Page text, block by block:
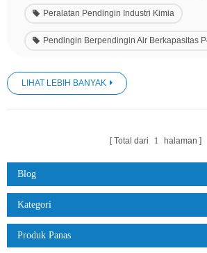
Peralatan Pendingin Industri Kimia
Pendingin Berpendingin Air Berkapasitas
LIHAT LEBIH BANYAK
Total dari 1 halaman
Blog
Kategori
Produk Panas